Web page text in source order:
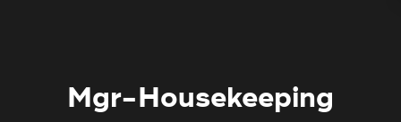
Mgr-Housekeeping